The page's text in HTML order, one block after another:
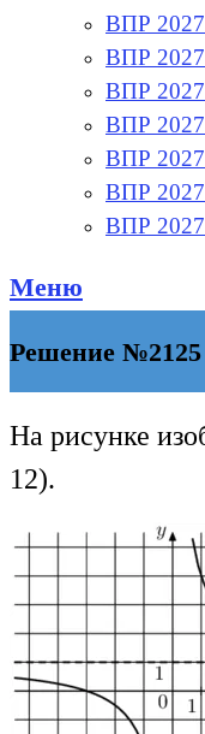
ВПР 2027
ВПР 2027
ВПР 2027
ВПР 2027
ВПР 2027
ВПР 2027
ВПР 2027
Меню
Решение №2125
На рисунке
12).